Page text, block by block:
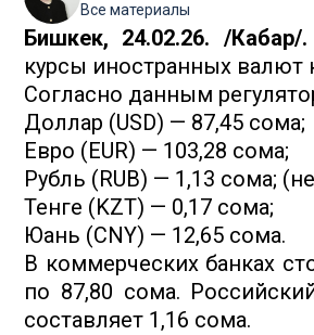
Все материалы
Бишкек, 24.02.26. /Кабар/.
курсы иностранных валют
Согласно данным
Доллар (USD) — 87,45 сома;
Евро (EUR) — 103,28 сома;
Рубль (RUB) — 1,13 сома;
Тенге (KZT) — 0,17 сома;
Юань (CNY) — 12,65 сома.
В коммерческих банках
по 87,80 сома.
составляет 1,16 сома.